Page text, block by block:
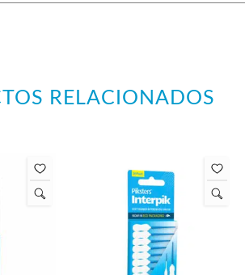
RELACIONADOS